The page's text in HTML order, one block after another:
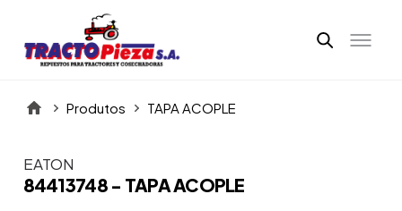
Produtos TAPA ACOPLE
Itens da Galeria
EATON
84413748 - TAPA ACOPLE